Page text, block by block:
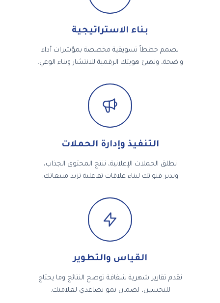
بناء الاستراتيجية
نصمم خططاً تسويقية مخصصة بمؤشرات أداء
واضحة، ونهيئ هويتك الرقمية للانتشار وبناء الوعي.
التنفيذ وإدارة الحملات
نطلق الحملات الإعلانية، ننتج المحتوى الجذاب،
وندير قنواتك لبناء علاقات تفاعلية تزيد مبيعاتك.
القياس والتطوير
نقدم تقارير شهرية شفافة توضح النتائج وما يحتاج
للتحسين، لضمان نمو تصاعدي لعلامتك.